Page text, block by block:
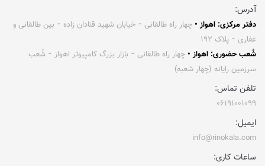
آدرس:
دفتر مرکزی: اهواز • چهار راه طالقانی ⁃ خیابان شهید قنادان زاده ⁃ بین طالقانی و
غفاری ⁃ پلاک ۱۹۲
شُعب حضوری: اهواز • چهار راه طالقانی ⁃ بازار بزرگ کامپیوتر اهواز ⁃ شُعب
سرزمین رایانه (چهار شعبه)
تلفن تماس:
۰۶۱۹۱۰۰۱۰۹۹
ایمیل:
info@rinokala.com
ساعات کاری: